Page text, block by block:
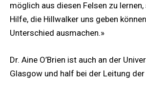
möglich aus diesen Felsen zu
Hilfe, die Hillwalker uns geben
Unterschied ausmachen.»
Dr. Aine O’Brien ist auch an der
Glasgow und half bei der Leitung der